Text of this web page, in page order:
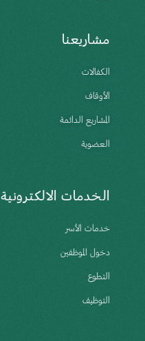
مشاريعنا
الكفالات
الأوقاف
المشاريع الدائمة
العضوية
الخدمات الالكترونية
خدمات الأسر
دخول الموظفين
التطوع
التوظيف